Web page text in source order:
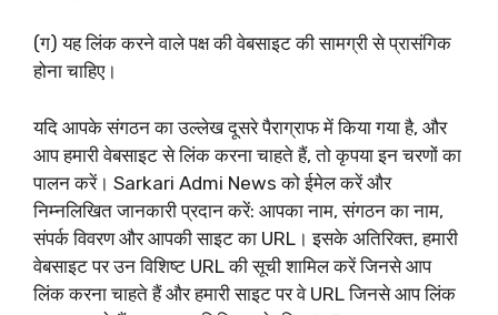
(ग) यह लिंक करने वाले पक्ष की वेबसाइट की सामग्री से प्रासंगिक
होना चाहिए।
यदि आपके संगठन का उल्लेख दूसरे पैराग्राफ में किया गया है, और
आप हमारी वेबसाइट से लिंक करना चाहते हैं, तो कृपया इन चरणों का
पालन करें। Sarkari Admi News को ईमेल करें और
निम्नलिखित जानकारी प्रदान करें: आपका नाम, संगठन का नाम,
संपर्क विवरण और आपकी साइट का URL। इसके अतिरिक्त, हमारी
वेबसाइट पर उन विशिष्ट URL की सूची शामिल करें जिनसे आप
लिंक करना चाहते हैं और हमारी साइट पर वे URL जिनसे आप लिंक